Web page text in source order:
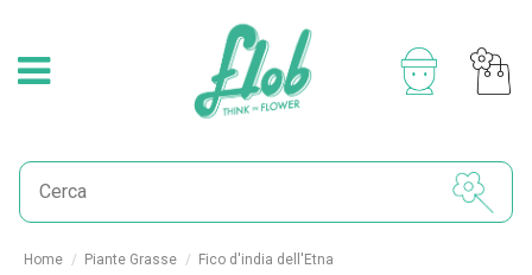
Home Piante Grasse Fico d'india dell'Etna